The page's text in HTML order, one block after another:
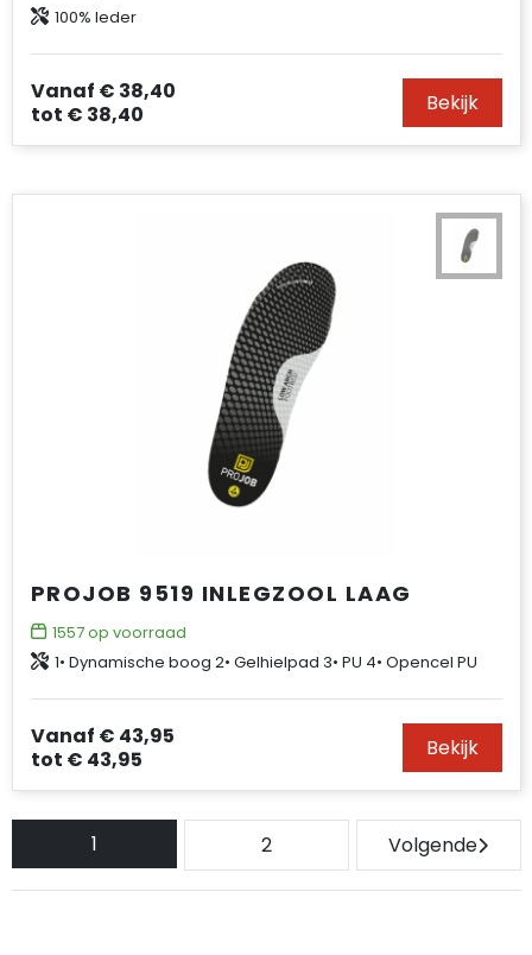
100% leder
Vanaf € 38,40
tot € 38,40 Bekijk
PROJOB 9519 INLEGZOOL LAAG
1557op voorraad
1• Dynamische boog 2• Gelhielpad 3• PU 4• Opencel PU
Vanaf € 43,95
tot € 43,95 Bekijk
1 2 Volgende